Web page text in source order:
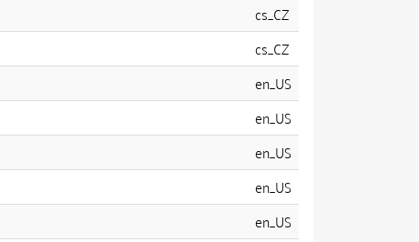
cs_CZ
cs_CZ
en_US
en_US
en_US
en_US
en_US